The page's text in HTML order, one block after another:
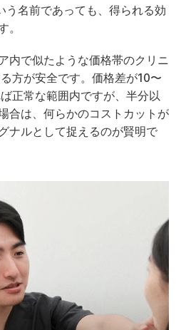
う名前であっても、得られる効
。
内で似たような価格帯のクリニ
方が安全です。価格差が10〜
正常な範囲内ですが、半分以
合は、何らかのコストカットが
ナルとして捉えるのが賢明で